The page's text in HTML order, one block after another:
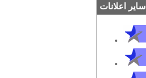
سایر اعلانات